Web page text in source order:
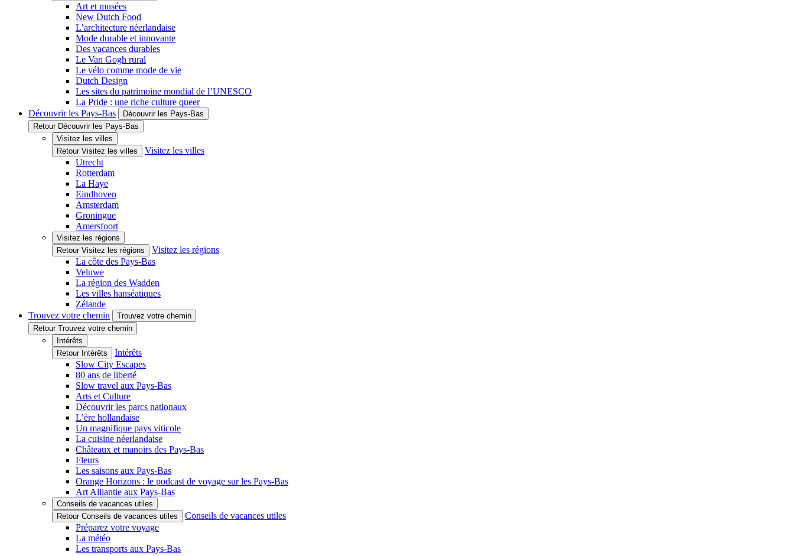
Art et musées
New Dutch Food
L’architecture néerlandaise
Mode durable et innovante
Des vacances durables
Le Van Gogh rural
Le vélo comme mode de vie
Dutch Design
Les sites du patrimoine mondial de l’UNESCO
La Pride : une riche culture queer
Découvrir les Pays-Bas
Découvrir les Pays-Bas
Retour Découvrir les Pays-Bas
Visitez les villes
Retour Visitez les villes
Visitez les villes
Utrecht
Rotterdam
La Haye
Eindhoven
Amsterdam
Groningue
Amersfoort
Visitez les régions
Retour Visitez les régions
Visitez les régions
La côte des Pays-Bas
Veluwe
La région des Wadden
Les villes hanséatiques
Zélande
Trouvez votre chemin
Trouvez votre chemin
Retour Trouvez votre chemin
Intérêts
Retour Intérêts
Intérêts
Slow City Escapes
80 ans de liberté
Slow travel aux Pays-Bas
Arts et Culture
Découvrir les parcs nationaux
L’ère hollandaise
Un magnifique pays viticole
La cuisine néerlandaise
Châteaux et manoirs des Pays-Bas
Fleurs
Les saisons aux Pays-Bas
Orange Horizons : le podcast de voyage sur les Pays-Bas
Art Alliantie aux Pays-Bas
Conseils de vacances utiles
Retour Conseils de vacances utiles
Conseils de vacances utiles
Préparez votre voyage
La météo
Les transports aux Pays-Bas